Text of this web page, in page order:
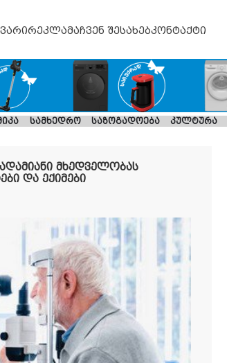
რეკლამაჩვენ შესახებკონტაქტი
სამხედრო საზოგადოება კულტურა
მხედველობას
და ექიმები